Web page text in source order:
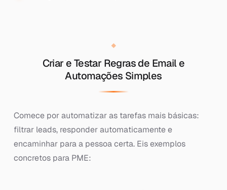
Criar e Testar Regras de Email e
Automações Simples
Comece por automatizar as tarefas mais básicas:
filtrar leads, responder automaticamente e
encaminhar para a pessoa certa. Eis exemplos
concretos para PME: